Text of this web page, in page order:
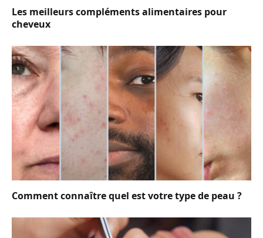
Les meilleurs compléments alimentaires pour
cheveux
Comment connaître quel est votre type de peau ?